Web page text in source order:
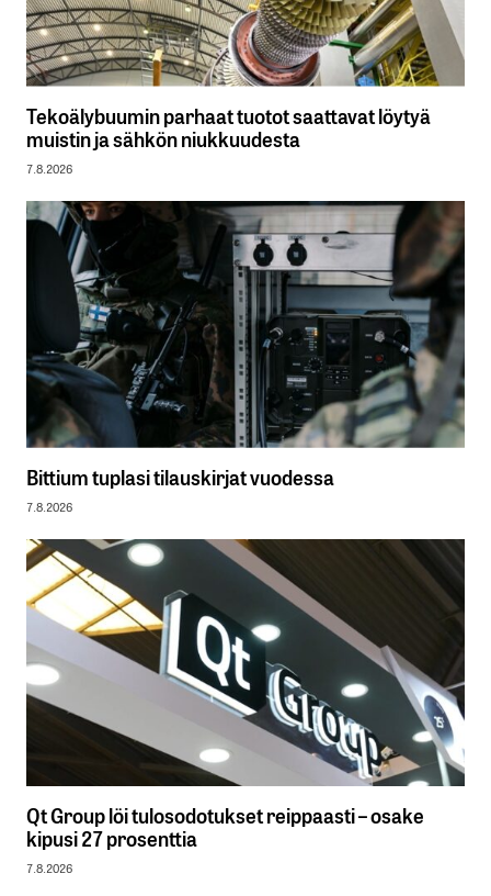
Tekoälybuumin parhaat tuotot saattavat löytyä
muistin ja sähkön niukkuudesta
7.8.2026
Bittium tuplasi tilauskirjat vuodessa
7.8.2026
Qt Group löi tulosodotukset reippaasti – osake
kipusi 27 prosenttia
7.8.2026